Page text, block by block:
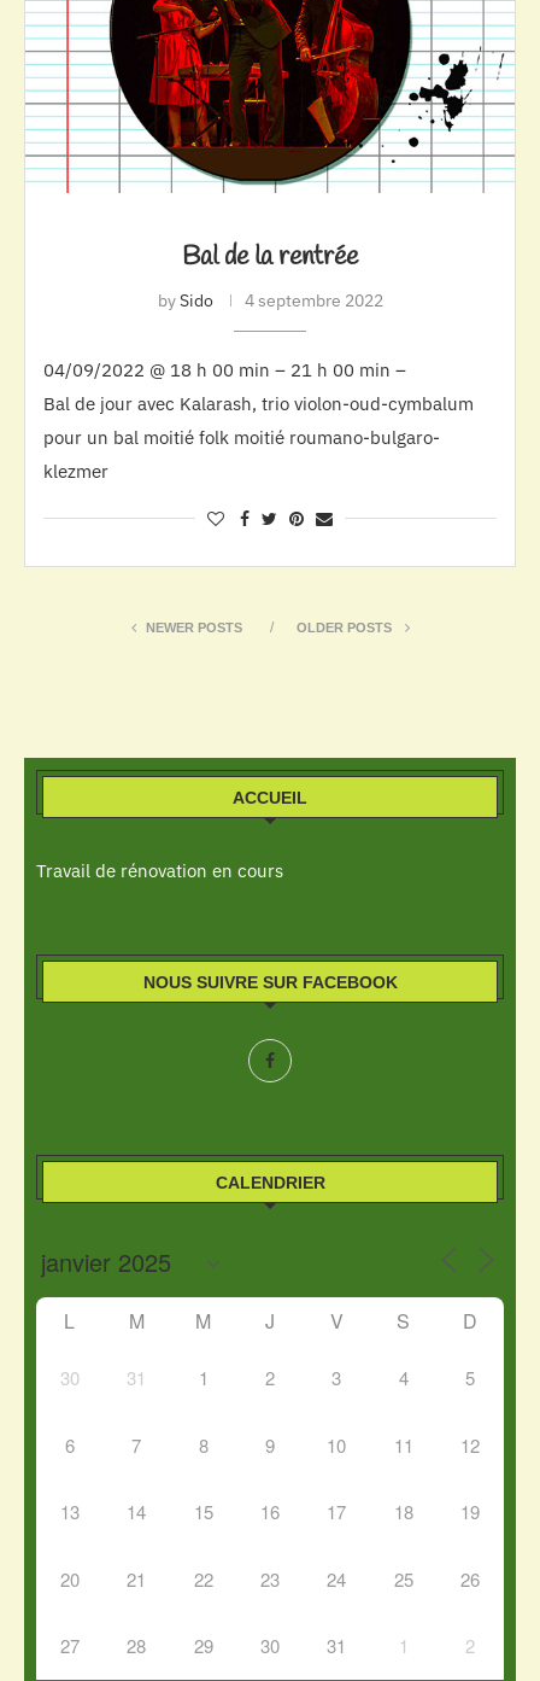
Bal de la rentrée
bySido 4 septembre 2022
04/09/2022 @ 18 h 00 min – 21 h 00 min –
Bal de jour avec Kalarash, trio violon-oud-cymbalum
pour un bal moitié folk moitié roumano-bulgaro-
klezmer
NEWER POSTS OLDER POSTS
ACCUEIL
Travail de rénovation en cours
NOUS SUIVRE SUR FACEBOOK
CALENDRIER
L M M J V S D
30 31 1 2 3 4 5
6 7 8 9 10 11 12
13 14 15 16 17 18 19
20 21 22 23 24 25 26
27 28 29 30 31 1 2